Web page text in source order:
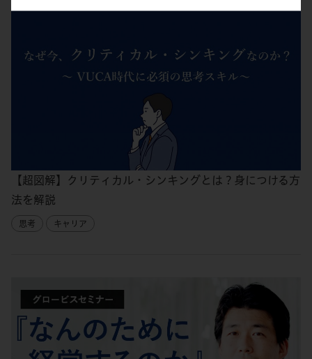
【超図解】クリティカル・シンキングとは？身につける方
法を解説
思考 キャリア